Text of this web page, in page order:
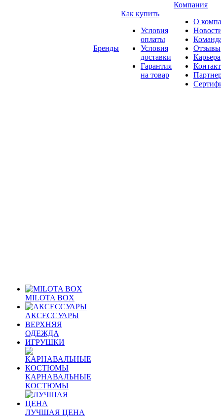
MILOTA BOX
АКСЕССУАРЫ
ВЕРХНЯЯ
ОДЕЖДА
ИГРУШКИ
КАРНАВАЛЬНЫЕ
КОСТЮМЫ
ЛУЧШАЯ ЦЕНА
Бренды
Как купить
Условия
оплаты
Условия
доставки
Гарантия
на товар
Компания
О
Отзывы
Карьера